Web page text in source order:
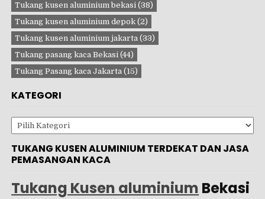
Tukang kusen aluminium bekasi (38)
Tukang kusen aluminium depok (2)
Tukang kusen aluminium jakarta (33)
Tukang pasang kaca Bekasi (44)
Tukang Pasang kaca Jakarta (15)
KATEGORI
Kategori
TUKANG KUSEN ALUMINIUM TERDEKAT DAN JASA
PEMASANGAN KACA
Tukang Kusen aluminium Bekasi